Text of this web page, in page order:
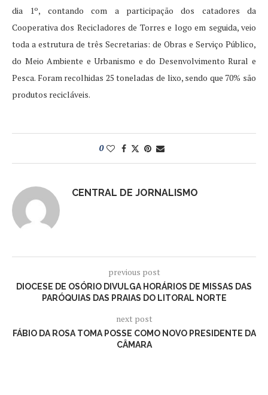
dia 1º, contando com a participação dos catadores da
Cooperativa dos Recicladores de Torres e logo em seguida, veio
toda a estrutura de três Secretarias: de Obras e Serviço Público,
do Meio Ambiente e Urbanismo e do Desenvolvimento Rural e
Pesca. Foram recolhidas 25 toneladas de lixo, sendo que 70% são
produtos recicláveis.
0
CENTRAL DE JORNALISMO
previous post
DIOCESE DE OSÓRIO DIVULGA HORÁRIOS DE MISSAS DAS
PARÓQUIAS DAS PRAIAS DO LITORAL NORTE
next post
FÁBIO DA ROSA TOMA POSSE COMO NOVO PRESIDENTE DA
CÂMARA